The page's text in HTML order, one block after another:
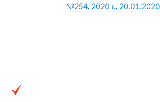
№254, 2020 г., 20.01.2020